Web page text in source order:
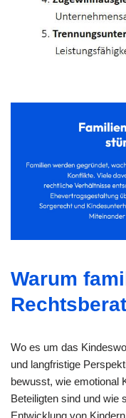
Warum
Wo es um das
und langfristige
bewusst, wie emotional
Beteiligten sind und wie